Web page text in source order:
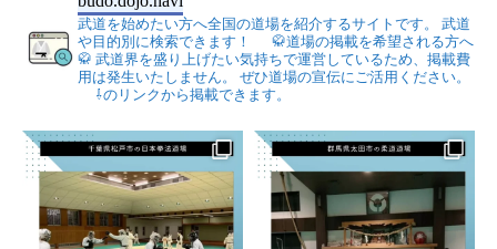
武道を始めたい方へ全国の道場を紹介するサイトです。
武道
や目的別に検索できます！
🥋道場の掲載を希望される方へ
🥋 武道界を盛り上げたい気持ちで運営しているため、掲載費
用は発生いたしません。
ぜひ道場の宣伝にご活用ください。
⇩のリンクから掲載できます。